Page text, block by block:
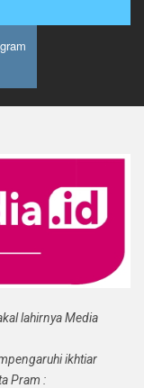
lahirnya Media
ikhtiar
Pram :